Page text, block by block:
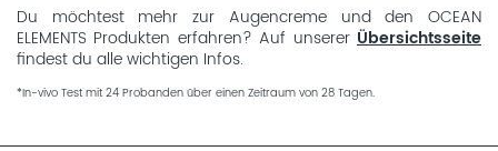
Du möchtest mehr zur Augencreme und den OCEAN
ELEMENTS Produkten erfahren? Auf unserer Übersichtsseite
findest du alle wichtigen Infos.
*In-vivo Test mit 24 Probanden über einen Zeitraum von 28 Tagen.